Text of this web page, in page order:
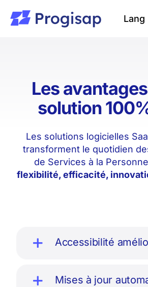
contenu
Ressources
Lang
Les
solution
Les solutions logicielles
transforment le quotidien
de Services à la
flexibilité, efficacité,
Accessibilité
Mises à jour